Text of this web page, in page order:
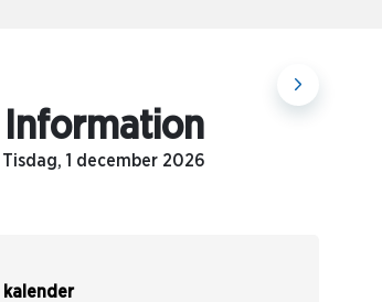
Information
Tisdag, 1 december 2026
kalender